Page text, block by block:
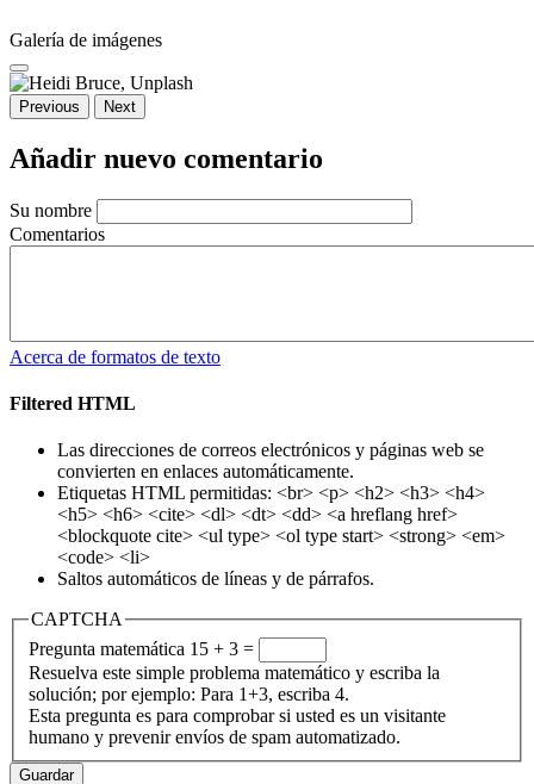
Galería de imágenes
Previous Next
Añadir nuevo comentario
Su nombre
Comentarios
Acerca de formatos de texto
Filtered HTML
Las direcciones de correos electrónicos y páginas web se
convierten en enlaces automáticamente.
Etiquetas HTML permitidas: <br> <p> <h2> <h3> <h4>
<h5> <h6> <cite> <dl> <dt> <dd> <a hreflang href>
<blockquote cite> <ul type> <ol type start> <strong> <em>
<code> <li>
Saltos automáticos de líneas y de párrafos.
CAPTCHA
Pregunta matemática 15 + 3 =
Resuelva este simple problema matemático y escriba la
solución; por ejemplo: Para 1+3, escriba 4.
Esta pregunta es para comprobar si usted es un visitante
humano y prevenir envíos de spam automatizado.